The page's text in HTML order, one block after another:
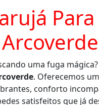
uma fuga
. Oferecemos
conforto
satisfeitos que já